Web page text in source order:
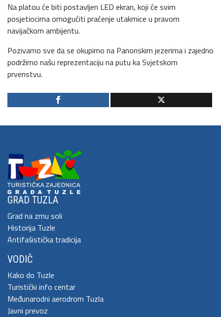
Na platou će biti postavljen LED ekran, koji će svim
posjetiocima omogućiti praćenje utakmice u pravom
navijačkom ambijentu.
Pozivamo sve da se okupimo na Panonskim jezerima i zajedno
podržimo našu reprezentaciju na putu ka Svjetskom
prvenstvu.
GRAD TUZLA
Grad na zrnu soli
Historija Tuzle
Antifašistička tradicija
VODIČ
Kako do Tuzle
Turistički info centar
Međunarodni aerodrom Tuzla
Javni prevoz